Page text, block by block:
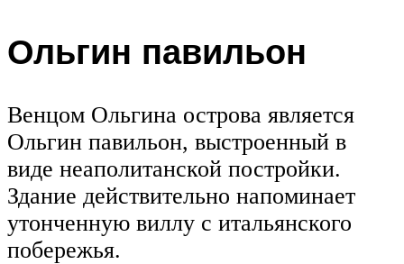
Ольгин павильон
Венцом Ольгина острова является
Ольгин павильон, выстроенный в
виде неаполитанской постройки.
Здание действительно напоминает
утонченную виллу с итальянского
побережья.